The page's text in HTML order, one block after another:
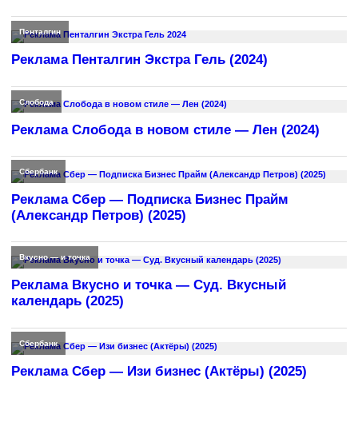
Пенталгин
Реклама Пенталгин Экстра Гель (2024)
Слобода
Реклама Слобода в новом стиле — Лен (2024)
Сбербанк
Реклама Сбер — Подписка Бизнес Прайм
(Александр Петров) (2025)
Вкусно — и точка
Реклама Вкусно и точка — Суд. Вкусный
календарь (2025)
Сбербанк
Реклама Сбер — Изи бизнес (Актёры) (2025)